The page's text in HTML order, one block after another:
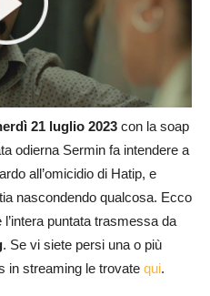
21 luglio 2023 con la soap
odierna Sermin fa intendere a
all’omicidio di Hatip, e
nascondendo qualcosa. Ecco
l’intera puntata trasmessa da
. Se vi siete persi una o più
in streaming le trovate qui.